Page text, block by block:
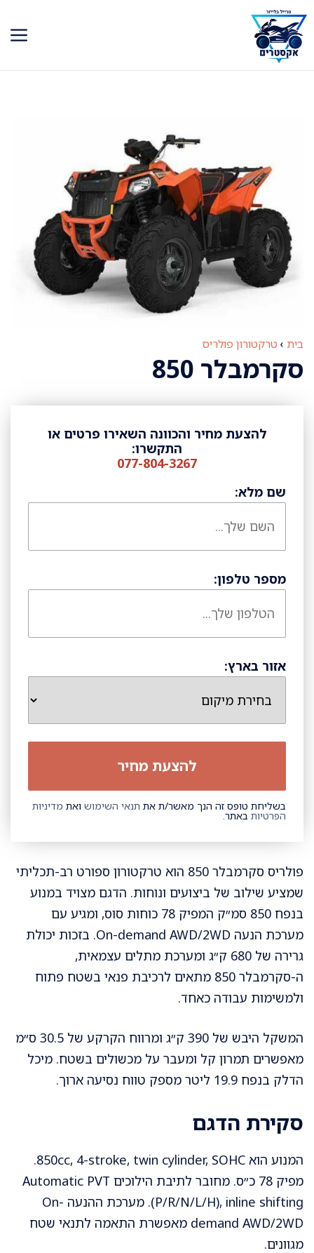
לדלג
לתוכן
בית › טרקטורון פולריס
סקרמבלר 850
להצעת מחיר והכוונה השאירו פרטים או
התקשרו:
077-804-3267
שם מלא:
מספר טלפון:
אזור בארץ:
בשליחת טופס זה הנך מאשר/ת את תנאי השימוש ואת מדיניות
הפרטיות באתר.
פולריס סקרמבלר 850 הוא טרקטורון ספורט רב-תכליתי
שמציע שילוב של ביצועים ונוחות. הדגם מצויד במנוע
בנפח 850 סמ״ק המפיק 78 כוחות סוס, ומגיע עם
מערכת הנעה On-demand AWD/2WD. בזכות יכולת
גרירה של 680 ק״ג ומערכת מתלים עצמאית,
ה-סקרמבלר 850 מתאים לרכיבת פנאי בשטח פתוח
ולמשימות עבודה כאחד.
המשקל היבש של 390 ק״ג ומרווח הקרקע של 30.5 ס״מ
מאפשרים תמרון קל ומעבר על מכשולים בשטח. מיכל
הדלק בנפח 19.9 ליטר מספק טווח נסיעה ארוך.
סקירת הדגם
המנוע הוא 850cc, 4-stroke, twin cylinder, SOHC.
מפיק 78 כ״ס. מחובר לתיבת הילוכים Automatic PVT
(P/R/N/L/H), inline shifting. מערכת ההנעה On-
demand AWD/2WD מאפשרת התאמה לתנאי שטח
מגוונים.